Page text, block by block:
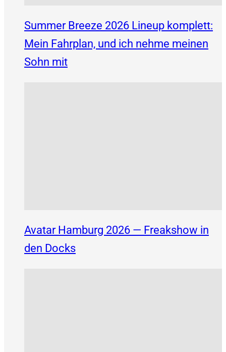
Summer Breeze 2026 Lineup komplett:
Mein Fahrplan, und ich nehme meinen
Sohn mit
Avatar Hamburg 2026 — Freakshow in
den Docks